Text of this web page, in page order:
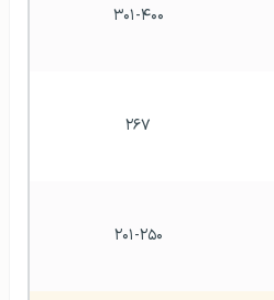
۳۰۱-۴۰۰
۲۶۷
۲۰۱-۲۵۰